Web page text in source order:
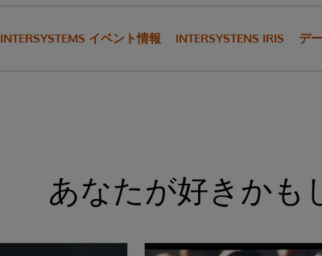
INTERSYSTEMS イベント情報 INTERSYSTENS IRIS デ
あなたが好きかも